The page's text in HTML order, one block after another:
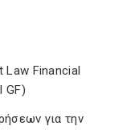
Law Financial
GF)
για την